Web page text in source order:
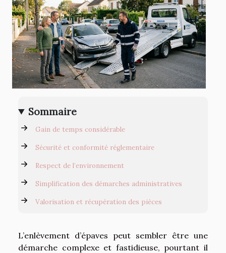
Sommaire
Gain de temps considérable
Sécurité et conformité réglementaire
Respect de l’environnement
Simplification des démarches administratives
Valorisation et récupération des pièces
L’enlèvement d’épaves peut sembler être une
démarche complexe et fastidieuse, pourtant il